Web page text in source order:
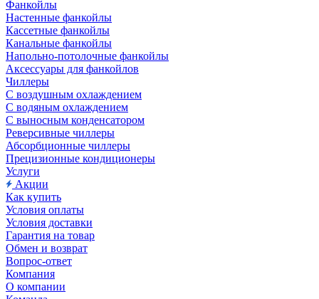
Фанкойлы
Настенные фанкойлы
Кассетные фанкойлы
Канальные фанкойлы
Напольно-потолочные фанкойлы
Аксессуары для фанкойлов
Чиллеры
С воздушным охлаждением
С водяным охлаждением
С выносным конденсатором
Реверсивные чиллеры
Абсорбционные чиллеры
Прецизионные кондиционеры
Услуги
Акции
Как купить
Условия оплаты
Условия доставки
Гарантия на товар
Обмен и возврат
Вопрос-ответ
Компания
О компании